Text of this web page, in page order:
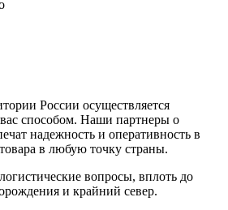
России осуществляется
способом. Наши партнеры о
надежность и оперативность в
в любую точку страны.
вопросы, вплоть до
и крайний север.